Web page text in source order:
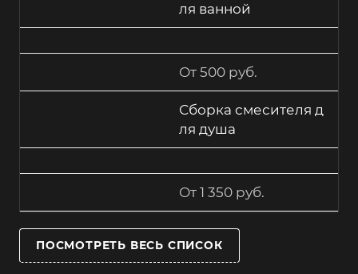
ля ванной
От 500 руб.
Сборка смесителя д
ля душа
От 1 350 руб.
ПОСМОТРЕТЬ ВЕСЬ СПИСОК